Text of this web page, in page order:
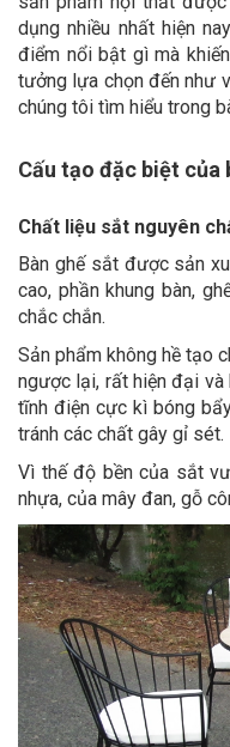
dụng nhiều nhất hiện
điểm nổi bật gì mà
tưởng lựa chọn đến như
chúng tôi tìm hiểu trong
Cấu tạo đặc biệt của
Chất liệu sắt nguyên
Bàn ghế sắt được sản
cao, phần khung bàn,
chắc chắn.
Sản phẩm không hề tạo
ngược lại, rất hiện đại và
tĩnh điện cực kì bóng
tránh các chất gây gỉ sét.
Vì thế độ bền của sắt
nhựa, của mây đan, gỗ